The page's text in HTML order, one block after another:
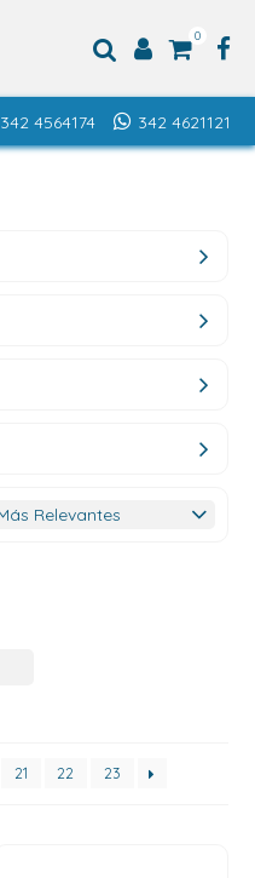
0
342 4621121
342 4564174
21 22 23